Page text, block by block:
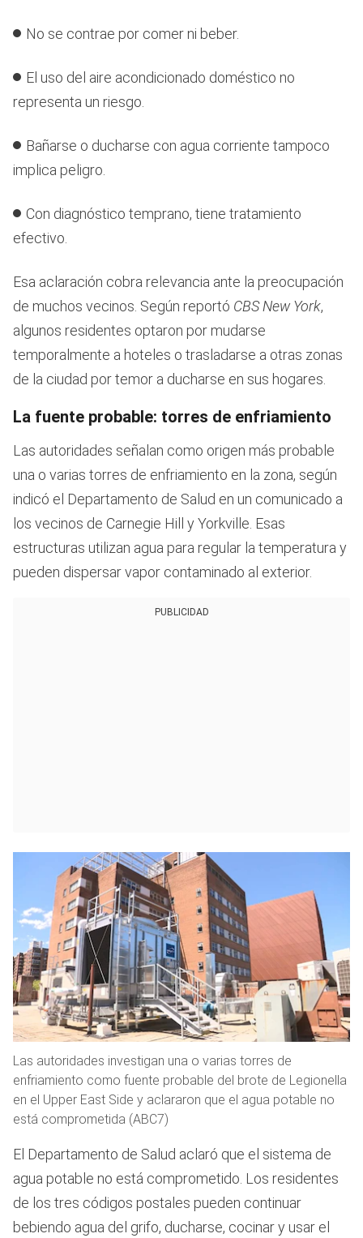
No se contrae por comer ni beber.
El uso del aire acondicionado doméstico no
representa un riesgo.
Bañarse o ducharse con agua corriente tampoco
implica peligro.
Con diagnóstico temprano, tiene tratamiento
efectivo.
Esa aclaración cobra relevancia ante la preocupación
de muchos vecinos. Según reportó CBS New York,
algunos residentes optaron por mudarse
temporalmente a hoteles o trasladarse a otras zonas
de la ciudad por temor a ducharse en sus hogares.
La fuente probable: torres de enfriamiento
Las autoridades señalan como origen más probable
una o varias torres de enfriamiento en la zona, según
indicó el Departamento de Salud en un comunicado a
los vecinos de Carnegie Hill y Yorkville. Esas
estructuras utilizan agua para regular la temperatura y
pueden dispersar vapor contaminado al exterior.
PUBLICIDAD
Las autoridades investigan una o varias torres de
enfriamiento como fuente probable del brote de Legionella
en el Upper East Side y aclararon que el agua potable no
está comprometida (ABC7)
El Departamento de Salud aclaró que el sistema de
agua potable no está comprometido. Los residentes
de los tres códigos postales pueden continuar
bebiendo agua del grifo, ducharse, cocinar y usar el